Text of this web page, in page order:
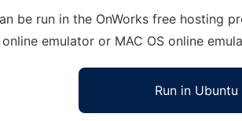
be run in the OnWorks free hosting
emulator or MAC OS online
Run in Ubuntu